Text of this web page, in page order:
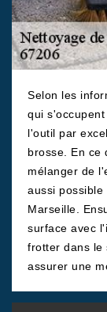
Selon les
qui
l'outil par
brosse. En ce
mélanger de
aussi
Marseille.
surface avec
frotter dans le
assurer une